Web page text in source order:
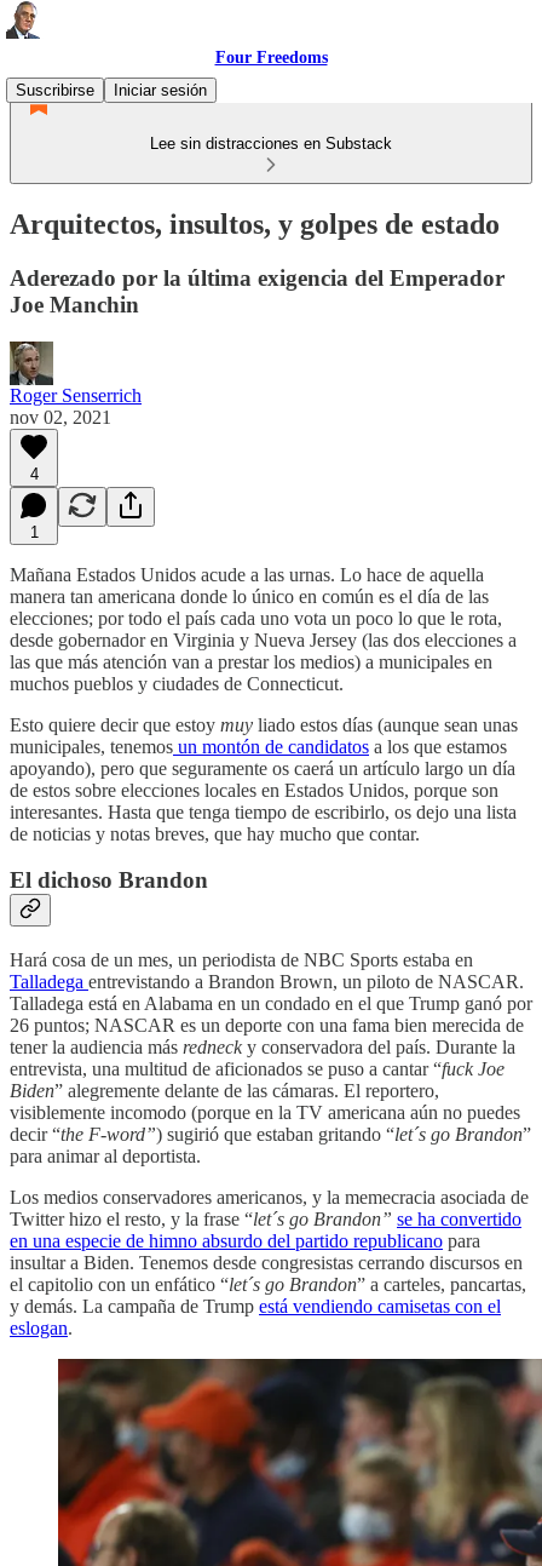
Four Freedoms
Suscribirse
Iniciar sesión
Lee sin distracciones en Substack
Arquitectos, insultos, y golpes de estado
Aderezado por la última exigencia del Emperador
Joe Manchin
Roger Senserrich
nov 02, 2021
4
1
Mañana Estados Unidos acude a las urnas. Lo hace de aquella
manera tan americana donde lo único en común es el día de las
elecciones; por todo el país cada uno vota un poco lo que le rota,
desde gobernador en Virginia y Nueva Jersey (las dos elecciones a
las que más atención van a prestar los medios) a municipales en
muchos pueblos y ciudades de Connecticut.
Esto quiere decir que estoy muy liado estos días (aunque sean unas
municipales, tenemos un montón de candidatos a los que estamos
apoyando), pero que seguramente os caerá un artículo largo un día
de estos sobre elecciones locales en Estados Unidos, porque son
interesantes. Hasta que tenga tiempo de escribirlo, os dejo una lista
de noticias y notas breves, que hay mucho que contar.
El dichoso Brandon
Hará cosa de un mes, un periodista de NBC Sports estaba en
Talladega entrevistando a Brandon Brown, un piloto de NASCAR.
Talladega está en Alabama en un condado en el que Trump ganó por
26 puntos; NASCAR es un deporte con una fama bien merecida de
tener la audiencia más rednecky conservadora del país. Durante la
entrevista, una multitud de aficionados se puso a cantar “fuck Joe
Biden” alegremente delante de las cámaras. El reportero,
visiblemente incomodo (porque en la TV americana aún no puedes
decir “the F-word”) sugirió que estaban gritando “let´s go Brandon”
para animar al deportista.
Los medios conservadores americanos, y la memecracia asociada de
Twitter hizo el resto, y la frase “let´s go Brandon” se ha convertido
en una especie de himno absurdo del partido republicano para
insultar a Biden. Tenemos desde congresistas cerrando discursos en
el capitolio con un enfático “let´s go Brandon” a carteles, pancartas,
y demás. La campaña de Trump está vendiendo camisetas con el
eslogan.